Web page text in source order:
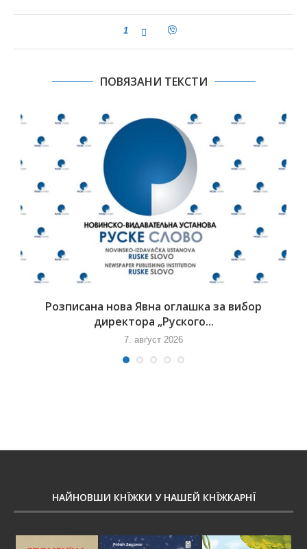
1
ПОВЯЗАНИ ТЕКСТИ
Розписана нова Явна оглашка за вибор
директора „Руского...
7. авґуст 2026
НАЙНОВШИ КНЇЖКИ У НАШЕЙ КНЇЖКАРНЇ